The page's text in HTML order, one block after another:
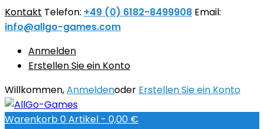
Kontakt Telefon: +49 (0) 6182-8499908 Email:
info@allgo-games.com
Anmelden
Erstellen Sie ein Konto
Willkommen,Anmeldenoder Erstellen Sie ein Konto
Warenkorb0Artikel - 0,00 €